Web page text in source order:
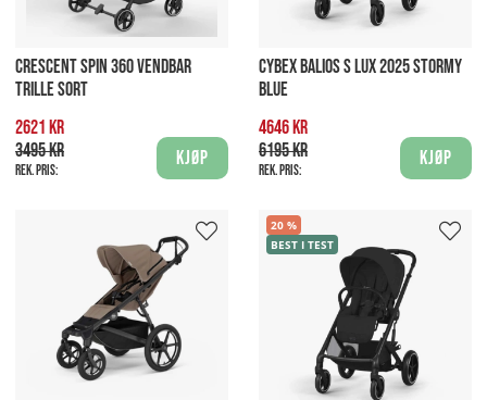
CRESCENT SPIN 360 VENDBAR
TRILLE SORT
2621 kr
3495 kr
Rek. pris:
Kjøp
CYBEX BALIOS S LUX 2025 STORMY
BLUE
4646 kr
6195 kr
Rek. pris:
Kjøp
20
BEST I TEST